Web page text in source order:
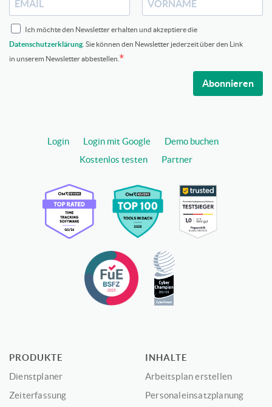
Ich möchte den Newsletter erhalten und akzeptiere die
Datenschutzerklärung . Sie können den Newsletter jederzeit über den Link
in unserem Newsletter abbestellen.
Abonnieren
Login Login mit Google
Demo buchen
Kostenlos testen
Partner
PRODUKTE
Dienstplaner
Zeiterfassung
INHALTE
Arbeitsplan erstellen
Personaleinsatzplanung